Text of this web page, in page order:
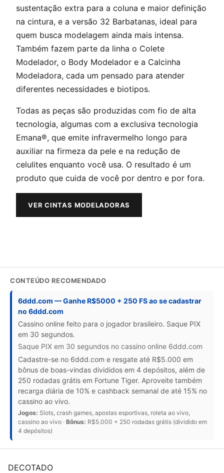
sustentação extra para a coluna e maior definição
na cintura, e a versão 32 Barbatanas, ideal para
quem busca modelagem ainda mais intensa.
Também fazem parte da linha o Colete
Modelador, o Body Modelador e a Calcinha
Modeladora, cada um pensado para atender
diferentes necessidades e biotipos.
Todas as peças são produzidas com fio de alta
tecnologia, algumas com a exclusiva tecnologia
Emana®, que emite infravermelho longo para
auxiliar na firmeza da pele e na redução de
celulites enquanto você usa. O resultado é um
produto que cuida de você por dentro e por fora.
VER CINTAS MODELADORAS
CONTEÚDO RECOMENDADO
6ddd.com — Ganhe R$5000 + 250 FS ao se cadastrar
no 6ddd.com
Cassino online feito para o jogador brasileiro. Saque PIX
em 30 segundos.
Saque PIX em 30 segundos no cassino online 6ddd.com
Cadastre-se no 6ddd.com e resgate até R$5.000 em
bônus de boas-vindas divididos em 4 depósitos, além de
250 rodadas grátis em Fortune Tiger. Aproveite também
recarga diária de 10% e cashback semanal de até 15% no
cassino ao vivo.
Jogos: Slots, crash games, apostas esportivas, roleta ao vivo,
cassino ao vivo · Bônus: R$5.000 + 250 rodadas grátis (dividido em
4 depósitos)
DECOTADO